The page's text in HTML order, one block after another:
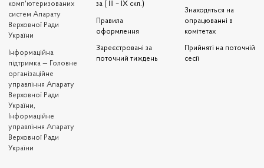
комп'ютеризованих
систем Апарату
Верховної Ради
України
Iнформаційна
підтримка — Головне
організаційне
управління Апарату
Верховної Ради
України,
Інформаційне
управління Апарату
Верховної Ради
України
за ( III – IX скл.)
Правила
оформлення
Зареєстровані за
поточний тиждень
Знаходяться на
опрацюванні в
комітетах
Прийняті на поточній
сесії